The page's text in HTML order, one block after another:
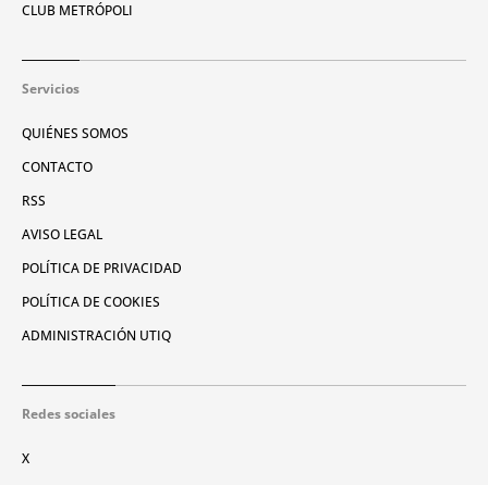
CLUB METRÓPOLI
Servicios
QUIÉNES SOMOS
CONTACTO
RSS
AVISO LEGAL
POLÍTICA DE PRIVACIDAD
POLÍTICA DE COOKIES
ADMINISTRACIÓN UTIQ
Redes sociales
X